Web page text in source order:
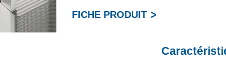
FICHE PRODUIT